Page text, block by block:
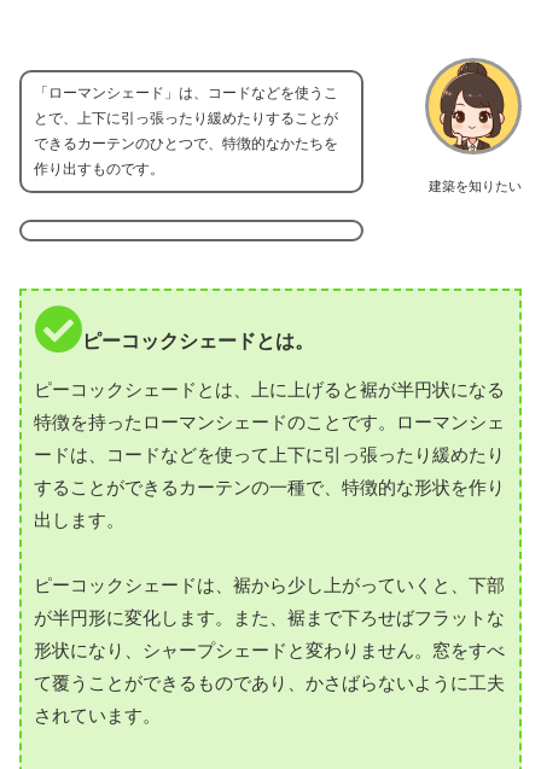
建築を知りたい
「ローマンシェード」は、コードなどを使うこ
とで、上下に引っ張ったり緩めたりすることが
できるカーテンのひとつで、特徴的なかたちを
作り出すものです。
ピーコックシェードとは。
ピーコックシェードとは、上に上げると裾が半円状になる
特徴を持ったローマンシェードのことです。ローマンシェ
ードは、コードなどを使って上下に引っ張ったり緩めたり
することができるカーテンの一種で、特徴的な形状を作り
出します。
ピーコックシェードは、裾から少し上がっていくと、下部
が半円形に変化します。また、裾まで下ろせばフラットな
形状になり、シャープシェードと変わりません。窓をすべ
て覆うことができるものであり、かさばらないように工夫
されています。